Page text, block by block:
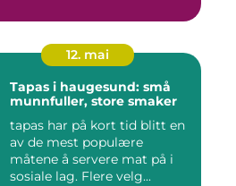
12. mai
Tapas i haugesund: små
munnfuller, store smaker
tapas har på kort tid blitt en
av de mest populære
måtene å servere mat på i
sosiale lag. Flere velg...